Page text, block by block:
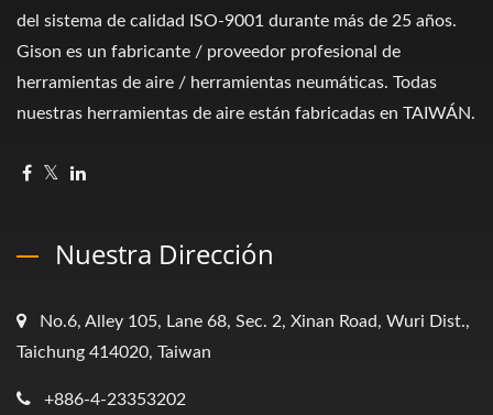
del sistema de calidad ISO-9001 durante más de 25 años.
Gison es un fabricante / proveedor profesional de
herramientas de aire / herramientas neumáticas. Todas
nuestras herramientas de aire están fabricadas en TAIWÁN.
Nuestra Dirección
No.6, Alley 105, Lane 68, Sec. 2, Xinan Road, Wuri Dist.,
Taichung 414020, Taiwan
+886-4-23353202